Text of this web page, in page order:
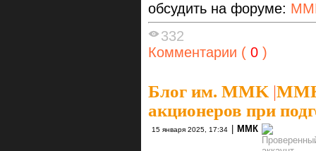
обсудить на форуме:
332
Комментарии ( 0 )
Блог им. MMK |ММК
акционеров при
15 января 2025, 17:34 | ММК